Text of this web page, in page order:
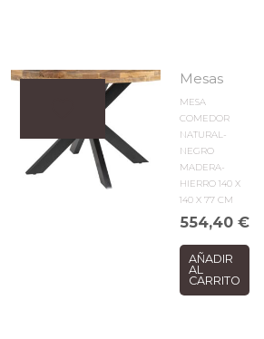
Mesas
MESA
COMEDOR
NATURAL-
NEGRO
MADERA-
HIERRO 140 X
140 X 77 CM
554,40€
AÑADIR
AL
CARRITO